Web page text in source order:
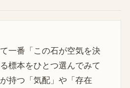
一番「この石が空気を決
標本をひとつ選んでみて
持つ「気配」や「存在